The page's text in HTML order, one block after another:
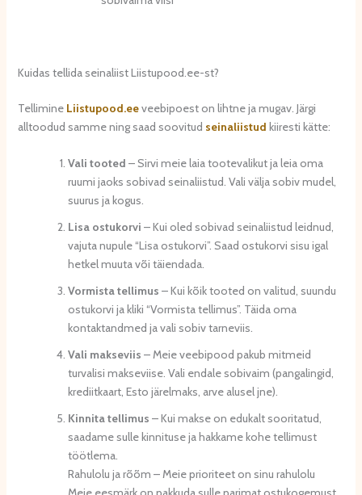
Kuidas tellida seinaliist Liistupood.ee-st?
Tellimine Liistupood.eeveebipoest on lihtne ja mugav. Järgi
alltoodud samme ning saad soovitud seinaliistud kiiresti kätte:
Vali tooted – Sirvi meie laia tootevalikut ja leia oma
ruumi jaoks sobivad seinaliistud. Vali välja sobiv mudel,
suurus ja kogus.
Lisa ostukorvi – Kui oled sobivad seinaliistud leidnud,
vajuta nupule “Lisa ostukorvi”. Saad ostukorvi sisu igal
hetkel muuta või täiendada.
Vormista tellimus – Kui kõik tooted on valitud, suundu
ostukorvi ja kliki “Vormista tellimus”. Täida oma
kontaktandmed ja vali sobiv tarneviis.
Vali makseviis – Meie veebipood pakub mitmeid
turvalisi makseviise. Vali endale sobivaim (pangalingid,
krediitkaart, Esto järelmaks, arve alusel jne).
Kinnita tellimus – Kui makse on edukalt sooritatud,
saadame sulle kinnituse ja hakkame kohe tellimust
töötlema.
Rahulolu ja rõõm – Meie prioriteet on sinu rahulolu